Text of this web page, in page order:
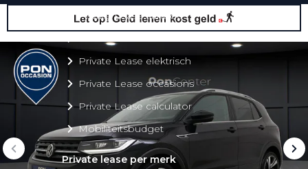
Private Lease aanbod
Private Lease elektrisch
Private Lease occasions
Private Lease calculator
Mobiliteitsbudget
Private lease per merk